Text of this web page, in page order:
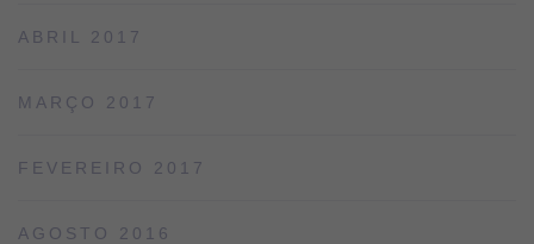
ABRIL 2017
MARÇO 2017
FEVEREIRO 2017
AGOSTO 2016